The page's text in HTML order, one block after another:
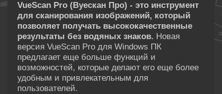
VueScan Pro (Вуескан Про) - это инструмент
для сканирования изображений, который
позволяет получать высококачественные
результаты без водяных знаков. Новая
версия VueScan Pro для Windows ПК
предлагает еще больше функций и
возможностей, которые делают его еще более
удобным и привлекательным для
пользователей.